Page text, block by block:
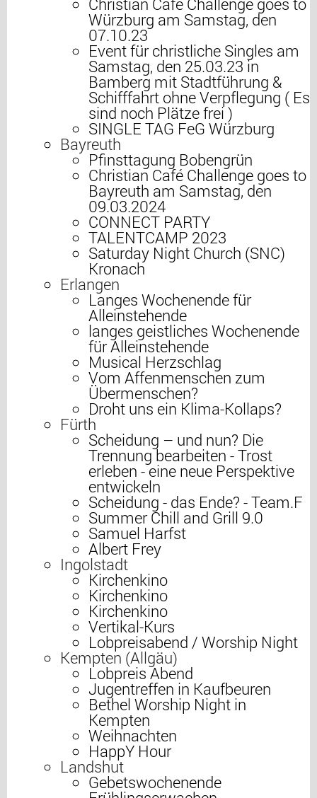
Würzburg am Samstag, den
07.10.23
Event für christliche Singles am
Samstag, den 25.03.23 in
Bamberg mit Stadtführung &
Schifffahrt ohne Verpflegung ( Es
sind noch Plätze frei )
SINGLE TAG FeG Würzburg
Bayreuth
Pfinsttagung Bobengrün
Christian Café Challenge goes to
Bayreuth am Samstag, den
09.03.2024
CONNECT PARTY
TALENTCAMP 2023
Saturday Night Church (SNC)
Kronach
Erlangen
Langes Wochenende für
Alleinstehende
langes geistliches Wochenende
für Alleinstehende
Musical Herzschlag
Vom Affenmenschen zum
Übermenschen?
Droht uns ein Klima-Kollaps?
Fürth
Scheidung – und nun? Die
Trennung bearbeiten - Trost
erleben - eine neue Perspektive
entwickeln
Scheidung - das Ende? - Team.F
Summer Chill and Grill 9.0
Samuel Harfst
Albert Frey
Ingolstadt
Kirchenkino
Kirchenkino
Kirchenkino
Vertikal-Kurs
Lobpreisabend / Worship Night
Kempten (Allgäu)
Lobpreis Abend
Jugentreffen in Kaufbeuren
Bethel Worship Night in
Kempten
Weihnachten
HappY Hour
Landshut
Gebetswochenende